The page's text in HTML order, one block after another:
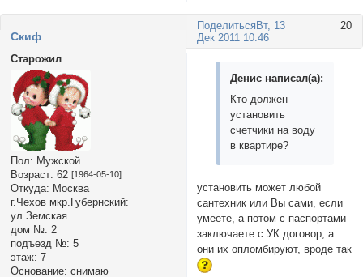
Поделиться 20
Вт, 13
Дек 2011 10:46
Cкиф
Старожил
Пол: Мужской
Возраст: 62 [1964-05-10]
Откуда: Москва
г.Чехов мкр.Губернский:
ул.Земская
дом №: 2
подъезд №: 5
этаж: 7
Основание: снимаю
Денис написал(а):
Кто должен
установить
счетчики на воду
в квартире?
установить может любой
сантехник или Вы сами, если
умеете, а потом с паспортами
заключаете с УК договор, а
они их опломбируют, вроде так